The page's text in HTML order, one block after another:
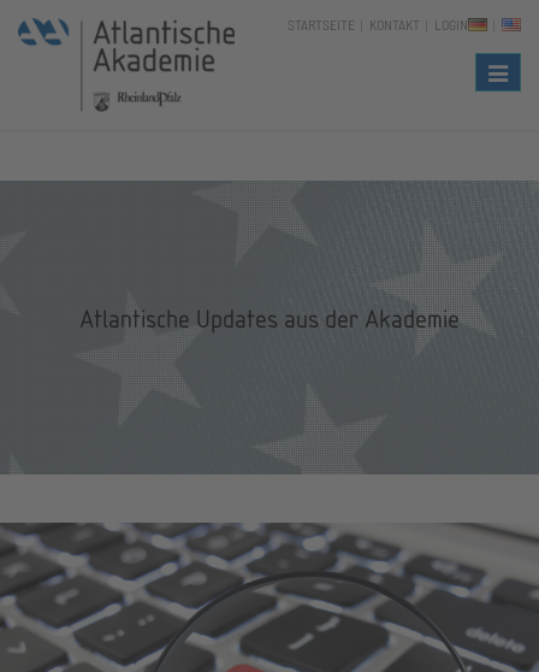
STARTSEITE KONTAKT LOGIN
Atlantische Updates aus der Akademie